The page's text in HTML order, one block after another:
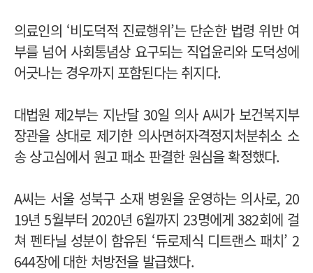
의료인의 ‘비도덕적 진료행위’는 단순한 법령 위반 여
부를 넘어 사회통념상 요구되는 직업윤리와 도덕성에
어긋나는 경우까지 포함된다는 취지다.
대법원 제2부는 지난달 30일 의사 A씨가 보건복지부
장관을 상대로 제기한 의사면허자격정지처분취소 소
송 상고심에서 원고 패소 판결한 원심을 확정했다.
A씨는 서울 성북구 소재 병원을 운영하는 의사로, 20
19년 5월부터 2020년 6월까지 23명에게 382회에 걸
쳐 펜타닐 성분이 함유된 ‘듀로제식 디트랜스 패치’ 2
644장에 대한 처방전을 발급했다.